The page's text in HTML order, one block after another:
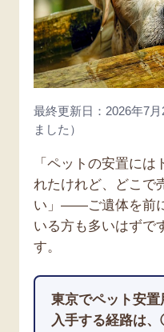
最終更新日：2026年7
ました）
「ペットの安置に
れたけれど、どこで
い」——ご遺体を前
いる方も多いはずで
す。
東京でペット安置
入手する経路は